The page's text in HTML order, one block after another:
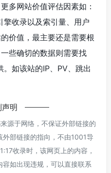
多网站价值评估因素如：
收录以及索引量、用户
价值，最主要还是需要根
些确切的数据则需要找
如该站的IP、PV、跳出
明
源于网络，不保证外部链接的
部链接的指向，不由1001导
收录时，该网页上的内容，
如出现违规，可以直接联系